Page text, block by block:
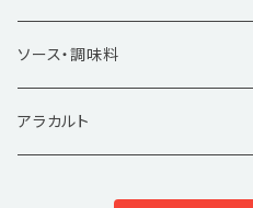
ソース・調味料
アラカルト